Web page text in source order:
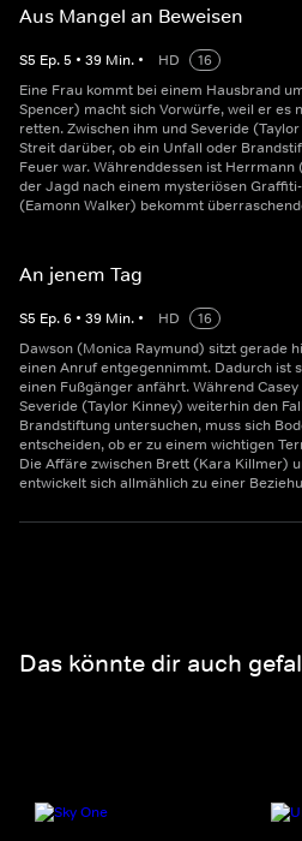
Aus Mangel an Beweisen
S5 Ep.5 • 39 Min. • HD
16
Eine Frau kommt bei einem Hausbrand
Spencer) macht sich Vorwürfe, weil er es
retten. Zwischen ihm und Severide
Streit darüber, ob ein Unfall oder
Feuer war. Währenddessen ist
der Jagd nach einem mysteriösen
(Eamonn Walker) bekommt
An jenem Tag
S5 Ep.6 • 39 Min. • HD
16
Dawson (Monica Raymund) sitzt gerade
einen Anruf entgegennimmt. Dadurch ist
einen Fußgänger anfährt. Während
Severide (Taylor Kinney) weiterhin den
Brandstiftung untersuchen, muss sich
entscheiden, ob er zu einem wichtigen
Die Affäre zwischen Brett (Kara Killmer)
entwickelt sich allmählich zu einer
Das könnte dir auch